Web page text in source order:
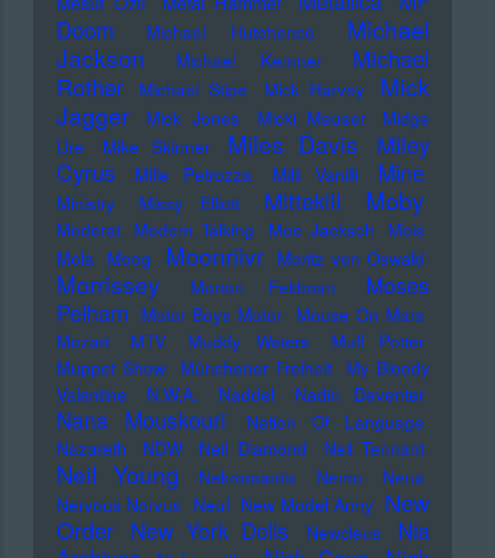
Doom
Michael Hutchence
Michael
Jackson
Michael Kemner
Michael
Rother
Michael Stipe Mick Harvey
Mick
Jagger
Mick Jones Micki Meuser
Midge
Ure
Mike Skinner Miles Davis
Miley
Cyrus
Mille Petrozza Milli Vanilli Mine
Ministry Missy Elliott Mittekill Moby
Moderat Modern Talking Moe Jacksch
Mois
Mola
Moog Moonriivr Moritz von Oswald
Morrissey Morton Feldman
Moses
Pelham
Motor Boys Motor
Mouse On Mars
Mozart
MTV Muddy Waters
Muff Potter
Muppet Show
Münchener Freiheit
My Bloody
Valentine
N.W.A. Naddel Nadin Deventer
Nana Mouskouri
Nation Of Language
Nazareth
NDW Neil Diamond Neil Tennant
Neil Young Nekromantix Nemo
Nena
Nervous Norvus Neu! New Model Army New
Order New York Dolls Newcleus
Nia